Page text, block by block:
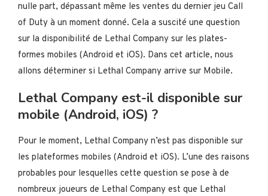
nulle part, dépassant même les ventes du dernier jeu Call
of Duty à un moment donné. Cela a suscité une question
sur la disponibilité de Lethal Company sur les plates-
formes mobiles (Android et iOS). Dans cet article, nous
allons déterminer si Lethal Company arrive sur Mobile.
Lethal Company est-il disponible sur
mobile (Android, iOS) ?
Pour le moment, Lethal Company n’est pas disponible sur
les plateformes mobiles (Android et iOS). L’une des raisons
probables pour lesquelles cette question se pose à de
nombreux joueurs de Lethal Company est que Lethal